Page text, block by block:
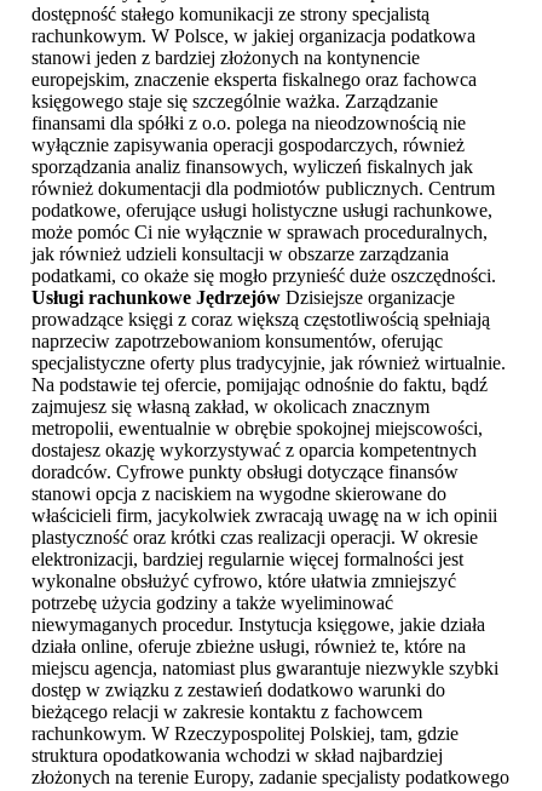
dostępność stałego komunikacji ze strony specjalistą
rachunkowym. W Polsce, w jakiej organizacja podatkowa
stanowi jeden z bardziej złożonych na kontynencie
europejskim, znaczenie eksperta fiskalnego oraz fachowca
księgowego staje się szczególnie ważka. Zarządzanie
finansami dla spółki z o.o. polega na nieodzownością nie
wyłącznie zapisywania operacji gospodarczych, również
sporządzania analiz finansowych, wyliczeń fiskalnych jak
również dokumentacji dla podmiotów publicznych. Centrum
podatkowe, oferujące usługi holistyczne usługi rachunkowe,
może pomóc Ci nie wyłącznie w sprawach proceduralnych,
jak również udzieli konsultacji w obszarze zarządzania
podatkami, co okaże się mogło przynieść duże oszczędności.
Usługi rachunkowe Jędrzejów Dzisiejsze organizacje
prowadzące księgi z coraz większą częstotliwością spełniają
naprzeciw zapotrzebowaniom konsumentów, oferując
specjalistyczne oferty plus tradycyjnie, jak również wirtualnie.
Na podstawie tej ofercie, pomijając odnośnie do faktu, bądź
zajmujesz się własną zakład, w okolicach znacznym
metropolii, ewentualnie w obrębie spokojnej miejscowości,
dostajesz okazję wykorzystywać z oparcia kompetentnych
doradców. Cyfrowe punkty obsługi dotyczące finansów
stanowi opcja z naciskiem na wygodne skierowane do
właścicieli firm, jacykolwiek zwracają uwagę na w ich opinii
plastyczność oraz krótki czas realizacji operacji. W okresie
elektronizacji, bardziej regularnie więcej formalności jest
wykonalne obsłużyć cyfrowo, które ułatwia zmniejszyć
potrzebę użycia godziny a także wyeliminować
niewymaganych procedur. Instytucja księgowe, jakie działa
działa online, oferuje zbieżne usługi, również te, które na
miejscu agencja, natomiast plus gwarantuje niezwykle szybki
dostęp w związku z zestawień dodatkowo warunki do
bieżącego relacji w zakresie kontaktu z fachowcem
rachunkowym. W Rzeczypospolitej Polskiej, tam, gdzie
struktura opodatkowania wchodzi w skład najbardziej
złożonych na terenie Europy, zadanie specjalisty podatkowego